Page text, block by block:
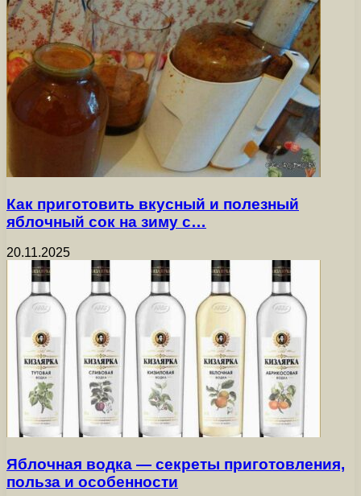
Как приготовить вкусный и полезный
яблочный сок на зиму с…
20.11.2025
Яблочная водка — секреты приготовления,
польза и особенности